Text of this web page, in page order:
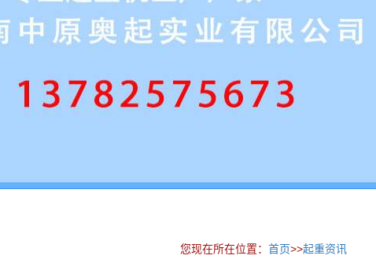
您现在所在位置： 首页>>起重资讯